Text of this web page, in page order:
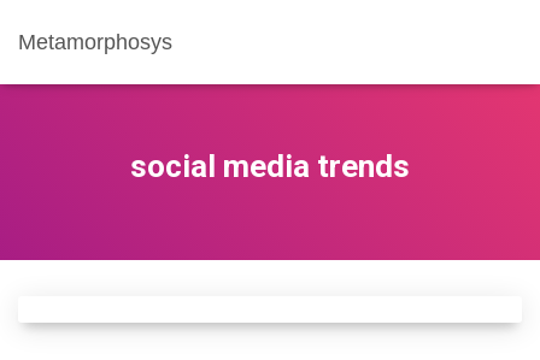
Metamorphosys
social media trends